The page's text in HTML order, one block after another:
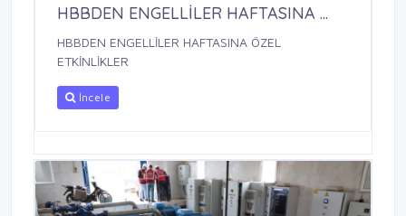
HBBDEN ENGELLİLER HAFTASINA ...
HBBDEN ENGELLİLER HAFTASINA ÖZEL
ETKİNLİKLER
İncele